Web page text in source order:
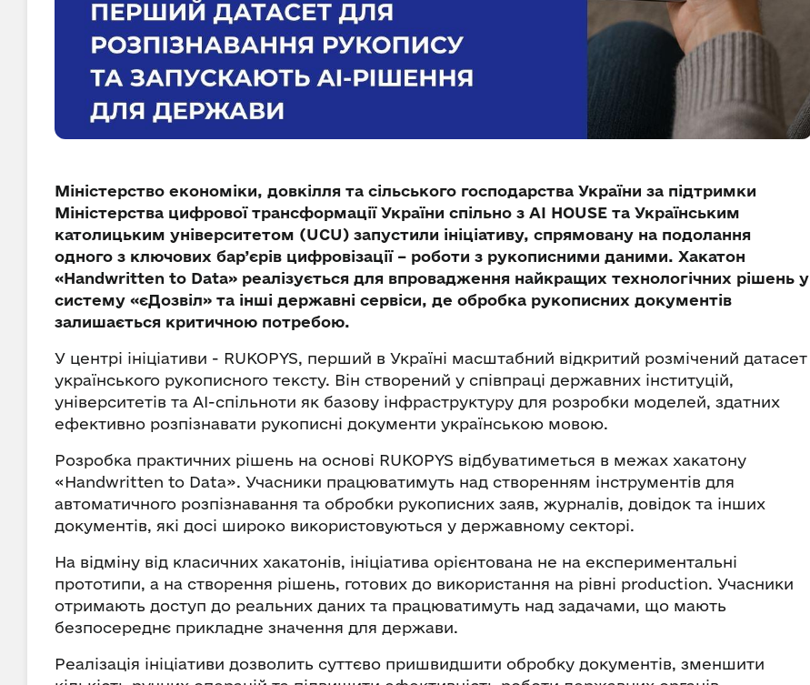
Міністерство економіки, довкілля та сільського господарства України за підтримки
Міністерства цифрової трансформації України спільно з AI HOUSE та Українським
католицьким університетом (UCU) запустили ініціативу, спрямовану на подолання
одного з ключових бар’єрів цифровізації – роботи з рукописними даними. Хакатон
«Handwritten to Data» реалізується для впровадження найкращих технологічних рішень у
систему «єДозвіл» та інші державні сервіси, де обробка рукописних документів
залишається критичною потребою.
У центрі ініціативи - RUKOPYS, перший в Україні масштабний відкритий розмічений датасет
українського рукописного тексту. Він створений у співпраці державних інституцій,
університетів та AI-спільноти як базову інфраструктуру для розробки моделей, здатних
ефективно розпізнавати рукописні документи українською мовою.
Розробка практичних рішень на основі RUKOPYS відбуватиметься в межах хакатону
«Handwritten to Data». Учасники працюватимуть над створенням інструментів для
автоматичного розпізнавання та обробки рукописних заяв, журналів, довідок та інших
документів, які досі широко використовуються у державному секторі.
На відміну від класичних хакатонів, ініціатива орієнтована не на експериментальні
прототипи, а на створення рішень, готових до використання на рівні production. Учасники
отримають доступ до реальних даних та працюватимуть над задачами, що мають
безпосереднє прикладне значення для держави.
Реалізація ініціативи дозволить суттєво пришвидшити обробку документів, зменшити